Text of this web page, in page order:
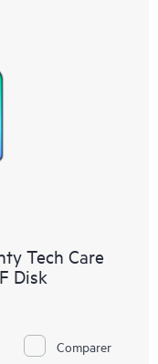
Tech Care
Disk
Comparer